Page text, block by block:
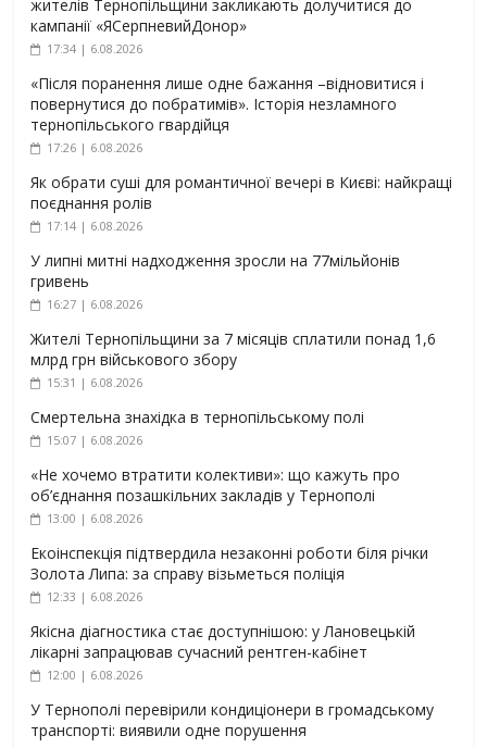
жителів Тернопільщини закликають долучитися до
кампанії «ЯСерпневийДонор»
17:34 | 6.08.2026
«Після поранення лише одне бажання –відновитися і
повернутися до побратимів». Історія незламного
тернопільського гвардійця
17:26 | 6.08.2026
Як обрати суші для романтичної вечері в Києві: найкращі
поєднання ролів
17:14 | 6.08.2026
У липні митні надходження зросли на 77мільйонів
гривень
16:27 | 6.08.2026
Жителі Тернопільщини за 7 місяців сплатили понад 1,6
млрд грн військового збору
15:31 | 6.08.2026
Смертельна знахідка в тернопільському полі
15:07 | 6.08.2026
«Не хочемо втратити колективи»: що кажуть про
об’єднання позашкільних закладів у Тернополі
13:00 | 6.08.2026
Екоінспекція підтвердила незаконні роботи біля річки
Золота Липа: за справу візьметься поліція
12:33 | 6.08.2026
Якісна діагностика стає доступнішою: у Лановецькій
лікарні запрацював сучасний рентген-кабінет
12:00 | 6.08.2026
У Тернополі перевірили кондиціонери в громадському
транспорті: виявили одне порушення